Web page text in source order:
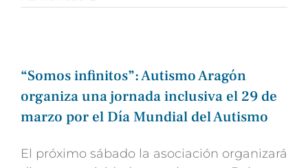
“Somos infinitos”: Autismo Aragón
organiza una jornada inclusiva el 29 de
marzo por el Día Mundial del Autismo
El próximo sábado la asociación organizará